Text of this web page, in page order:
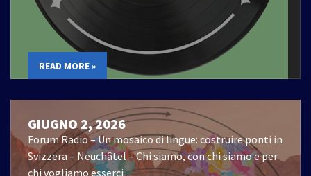
READ MORE »
GIUGNO 2, 2026
Forum Radio – Un mosaico di lingue: costruire ponti in
Svizzera – Neuchâtel – Chi siamo, con chi siamo e per
chi vogliamo esserci